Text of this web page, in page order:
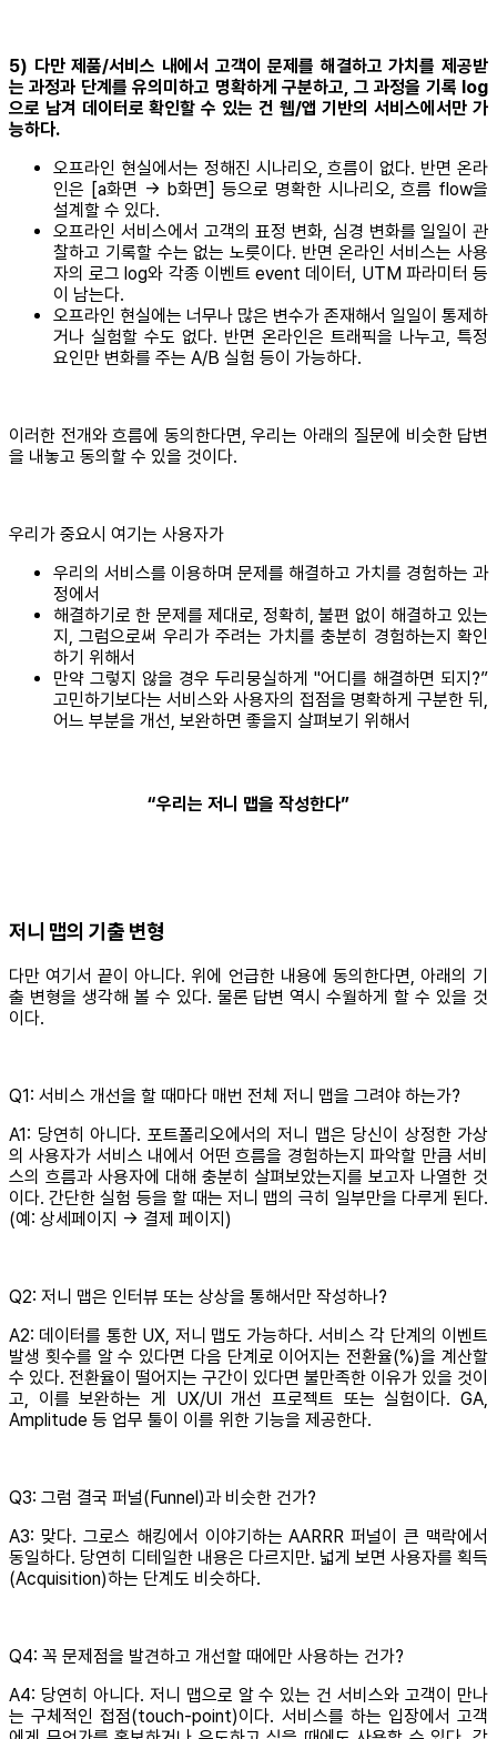
5) 다만 제품/서비스 내에서 고객이 문제를 해결하고 가치를 제공받
는 과정과 단계를 유의미하고 명확하게 구분하고, 그 과정을 기록 log
으로 남겨 데이터로 확인할 수 있는 건 웹/앱 기반의 서비스에서만 가
능하다.
오프라인 현실에서는 정해진 시나리오, 흐름이 없다. 반면 온라
인은 [a화면 -> b화면] 등으로 명확한 시나리오, 흐름 flow을
설계할 수 있다.
오프라인 서비스에서 고객의 표정 변화, 심경 변화를 일일이 관
찰하고 기록할 수는 없는 노릇이다. 반면 온라인 서비스는 사용
자의 로그 log와 각종 이벤트 event 데이터, UTM 파라미터 등
이 남는다.
오프라인 현실에는 너무나 많은 변수가 존재해서 일일이 통제하
거나 실험할 수도 없다. 반면 온라인은 트래픽을 나누고, 특정
요인만 변화를 주는 A/B 실험 등이 가능하다.
이러한 전개와 흐름에 동의한다면, 우리는 아래의 질문에 비슷한 답변
을 내놓고 동의할 수 있을 것이다.
우리가 중요시 여기는 사용자가
우리의 서비스를 이용하며 문제를 해결하고 가치를 경험하는 과
정에서
해결하기로 한 문제를 제대로, 정확히, 불편 없이 해결하고 있는
지, 그럼으로써 우리가 주려는 가치를 충분히 경험하는지 확인
하기 위해서
만약 그렇지 않을 경우 두리뭉실하게 "어디를 해결하면 되지?”
고민하기보다는 서비스와 사용자의 접점을 명확하게 구분한 뒤,
어느 부분을 개선, 보완하면 좋을지 살펴보기 위해서
“우리는 저니 맵을 작성한다”
저니 맵의 기출 변형
다만 여기서 끝이 아니다. 위에 언급한 내용에 동의한다면, 아래의 기
출 변형을 생각해 볼 수 있다. 물론 답변 역시 수월하게 할 수 있을 것
이다.
Q1: 서비스 개선을 할 때마다 매번 전체 저니 맵을 그려야 하는가?
A1: 당연히 아니다. 포트폴리오에서의 저니 맵은 당신이 상정한 가상
의 사용자가 서비스 내에서 어떤 흐름을 경험하는지 파악할 만큼 서비
스의 흐름과 사용자에 대해 충분히 살펴보았는지를 보고자 나열한 것
이다. 간단한 실험 등을 할 때는 저니 맵의 극히 일부만을 다루게 된다.
(예: 상세페이지 → 결제 페이지)
Q2: 저니 맵은 인터뷰 또는 상상을 통해서만 작성하나?
A2: 데이터를 통한 UX, 저니 맵도 가능하다. 서비스 각 단계의 이벤트
발생 횟수를 알 수 있다면 다음 단계로 이어지는 전환율(%)을 계산할
수 있다. 전환율이 떨어지는 구간이 있다면 불만족한 이유가 있을 것이
고, 이를 보완하는 게 UX/UI 개선 프로젝트 또는 실험이다. GA,
Amplitude 등 업무 툴이 이를 위한 기능을 제공한다.
Q3: 그럼 결국 퍼널(Funnel)과 비슷한 건가?
A3: 맞다. 그로스 해킹에서 이야기하는 AARRR 퍼널이 큰 맥락에서
동일하다. 당연히 디테일한 내용은 다르지만. 넓게 보면 사용자를 획득
(Acquisition)하는 단계도 비슷하다.
Q4: 꼭 문제점을 발견하고 개선할 때에만 사용하는 건가?
A4: 당연히 아니다. 저니 맵으로 알 수 있는 건 서비스와 고객이 만나
는 구체적인 접점(touch-point)이다. 서비스를 하는 입장에서 고객